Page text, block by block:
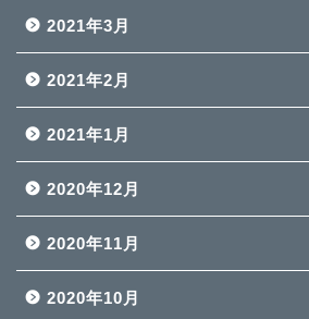
2021年3月
2021年2月
2021年1月
2020年12月
2020年11月
2020年10月